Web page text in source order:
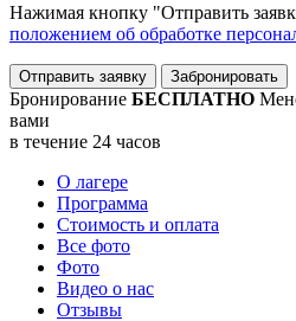
Нажимая кнопку "Отправить
положением об обработке
Отправить заявку Забронировать
Бронирование БЕСПЛАТНО
вами
в течение 24 часов
О лагере
Программа
Стоимость и оплата
Все фото
Фото
Видео о нас
Отзывы